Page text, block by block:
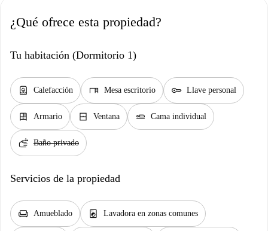
¿Qué ofrece esta propiedad?
Tu habitación (Dormitorio 1)
water_heater Calefacción desk Mesa escritorio key Llave personal
dresser Armario window_closed Ventana airline_seat_flat Cama individual
soap Baño privado
Servicios de la propiedad
chair Amueblado local_laundry_service Lavadora en zonas comunes